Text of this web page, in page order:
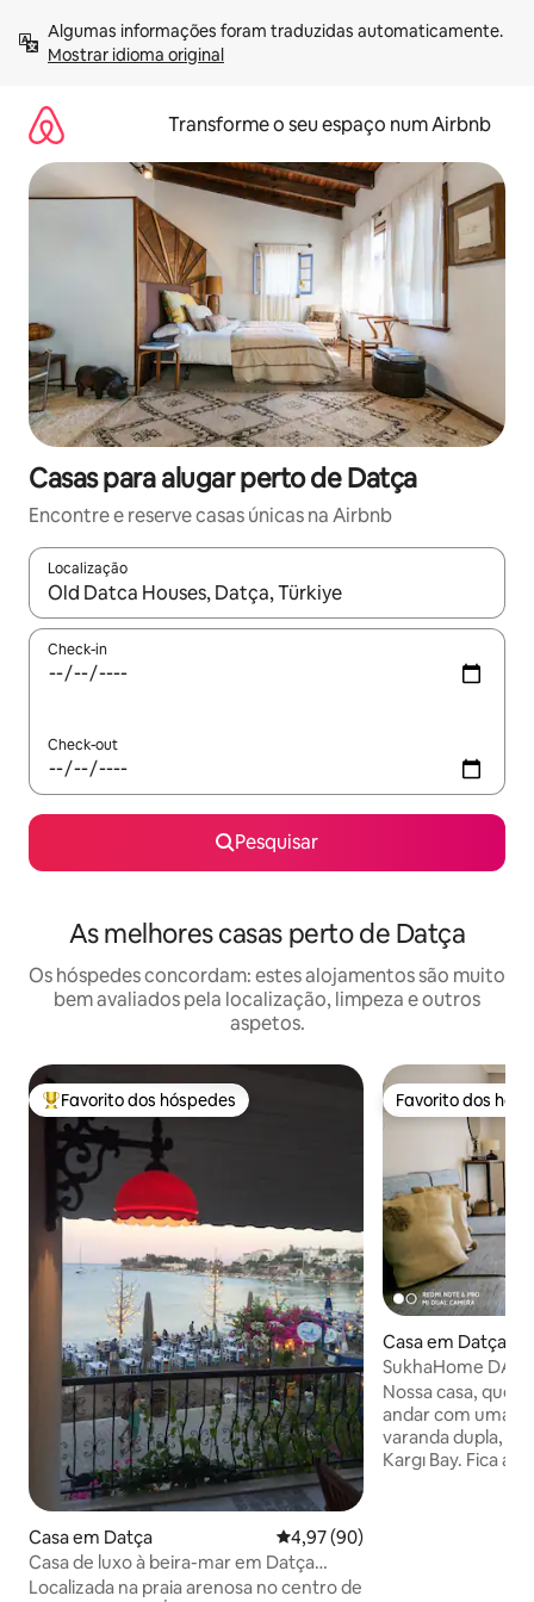
para
Mostrar idioma original
Transforme o seu espaço num Airbnb
Casas para alugar perto de Datça
Encontre e reserve casas únicas na Airbnb
Localização
Quando os resultados estiverem disponíveis, navegue com
Check-in
Check-out
Pesquisar
As melhores casas perto de Datça
Os hóspedes concordam: estes alojamentos são muito
bem avaliados pela localização, limpeza e outros
aspetos.
Favoritos dos hóspedes mais apreciados
Favorito dos hóspedes
Casa em Datça Classificação média de 4,97
4,97 (90)
Casa de luxo à beira-mar em Datça
Nergisevi, Kumluk
Localizada na praia arenosa no centro de
Favorito dos
Favorito dos
Casa em Datça
SukhaHome
férias 1+1 muito
Nossa casa, que
andar com uma
varanda dupla,
Kargı Bay. Fica a